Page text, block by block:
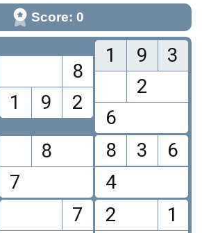
Score: 0
8
1
9 2
1 9
3
2
6
8
7
8 3
6
4
7
2
1